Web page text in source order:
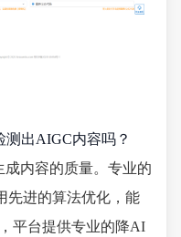
出AIGC内容吗？
内容的质量。专业的
先进的算法优化，能
平台提供专业的降AI